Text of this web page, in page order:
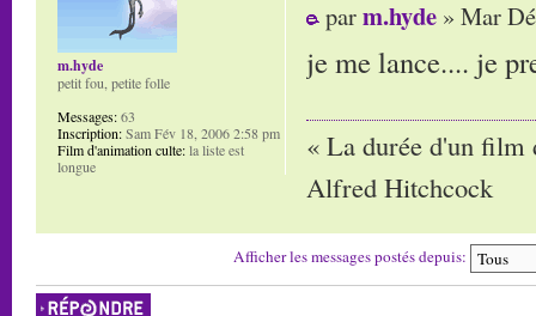
parm.hyde » Mar
je me lance.... je
« La durée d'un film
Alfred Hitchcock
m.hyde
petit fou, petite folle
Messages:63
Inscription:Sam Fév 18, 2006 2:58 pm
Film d'animation culte:la liste est
longue
Afficher les messages postés depuis:
Répondre